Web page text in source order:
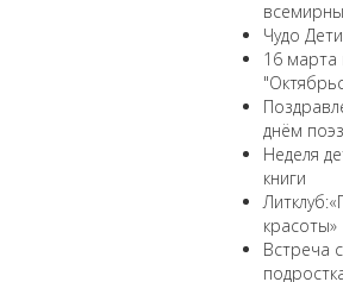
Чудо
16 марта
днём
Неделя
книги
красоты»
Встреча